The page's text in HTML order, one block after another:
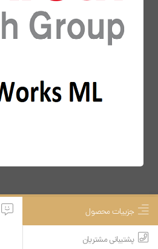
جزییات محصول
پشتیبانی مشتریان